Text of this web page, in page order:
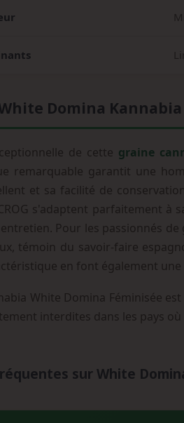
Domina
de cette graine
remarquable garantit une
et sa facilité de
s'adaptent parfaitement
Pour les passionnés
témoin du savoir-faire
en font également
White Domina Féminisée
interdites dans les pays
sur White